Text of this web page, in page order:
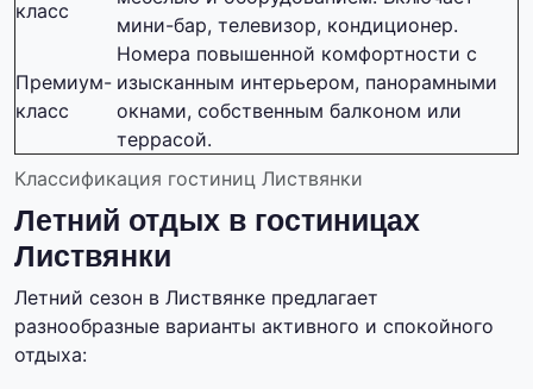
Классификация гостиниц Листвянки
класс
мини-бар, телевизор, кондиционер.
Премиум-
класс
Номера повышенной комфортности с
изысканным интерьером, панорамными
окнами, собственным балконом или
террасой.
Летний отдых в гостиницах
Листвянки
Летний сезон в Листвянке предлагает
разнообразные варианты активного и спокойного
отдыха: